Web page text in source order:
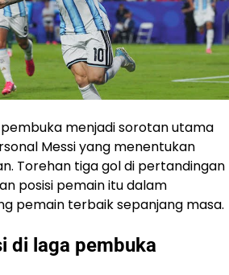
menjadi sorotan utama
Messi yang menentukan
Torehan tiga gol di pertandingan
posisi pemain itu dalam
pemain terbaik sepanjang masa.
di laga pembuka